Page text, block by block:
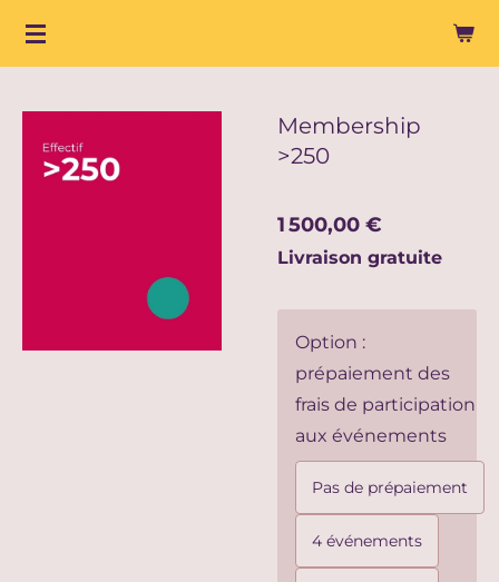
Passer
Membership
>250
1 500,00 €
Livraison gratuite
Option :
prépaiement des
frais de participation
aux événements
Pas de prépaiement
4 événements